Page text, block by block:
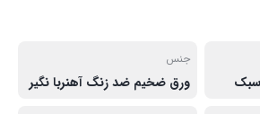
سبک
جنس
ورق ضخیم ضد زنگ آهنربا نگیر